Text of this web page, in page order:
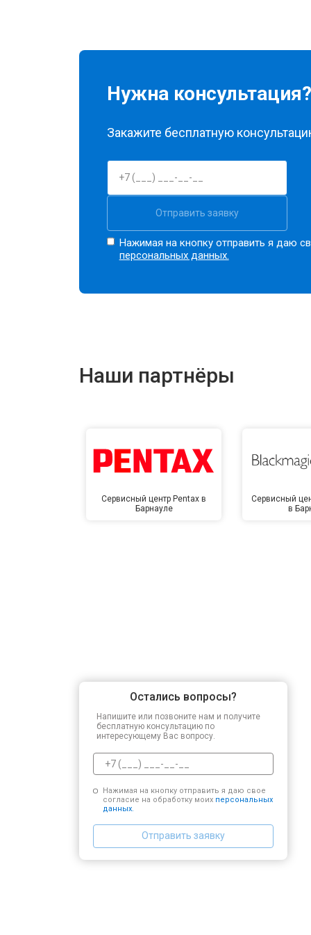
Нужна консультация?
Закажите бесплатную
Отправить заявку
Нажимая на кнопку отправить я даю
персональных данных.
Наши партнёры
Сервисный центр Pentax в
Барнауле
Сервисный
в
Остались вопросы?
Напишите или позвоните нам и получите
бесплатную консультацию по
интересующему Вас вопросу.
Нажимая на кнопку отправить я даю свое
согласие на обработку моих персональных
данных.
Отправить заявку